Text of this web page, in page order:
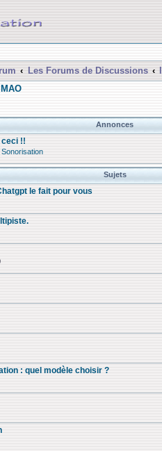
Les Forums de Discussions
Annonces
ceci !!
Sonorisation
Sujets
le fait pour vous
: quel modèle choisir ?